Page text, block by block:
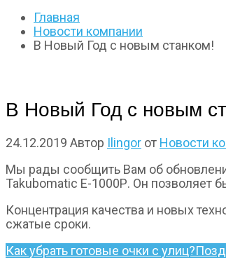
Главная
Новости компании
В Новый Год с новым станком!
В Новый Год с новым
24.12.2019 Автор Ilingor от Новости
Мы рады сообщить Вам об
Takubomatic Е-1000Р. Он позволяет
Концентрация качества и новых
сжатые сроки.
Как убрать готовые очки с улиц?